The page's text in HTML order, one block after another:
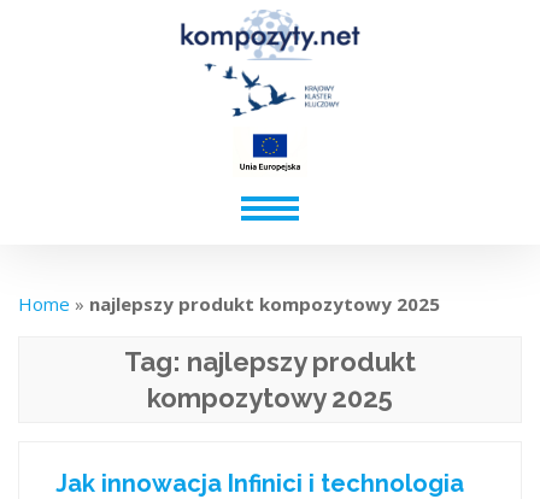
Home » najlepszy produkt kompozytowy 2025
Tag: najlepszy produkt
kompozytowy 2025
Jak innowacja Infinici i technologia